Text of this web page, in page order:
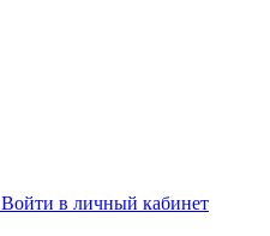
Войти в личный кабинет